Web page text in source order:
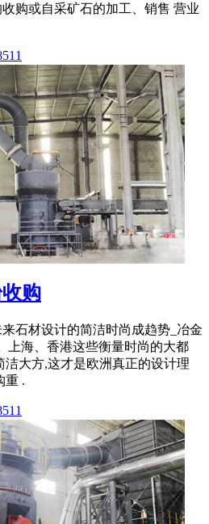
购或自采矿石的加工、销售 营业
购
石材设计的简洁时尚成趋势_冶金
上海、香港这些衡量时尚的大都
洁大方,这才是欧洲真正的设计理
重 .